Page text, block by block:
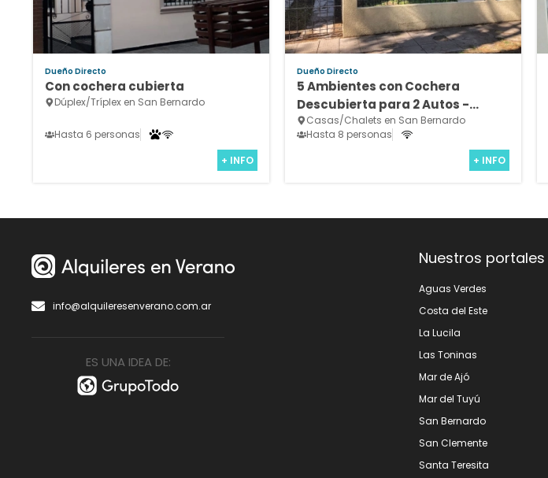
Dueño Directo
Con cochera cubierta
Dúplex/Tríplex en San Bernardo
Hasta 6 personas
+ INFO
Dueño Directo
5 Ambientes con Cochera
Descubierta para 2 Autos -
Excelente Estado
Casas/Chalets en San Bernardo
Hasta 8 personas
+ INFO
info@alquileresenverano.com.ar
ES UNA IDEA DE:
Nuestros portales
Aguas Verdes
Costa del Este
La Lucila
Las Toninas
Mar de Ajó
Mar del Tuyú
San Bernardo
San Clemente
Santa Teresita